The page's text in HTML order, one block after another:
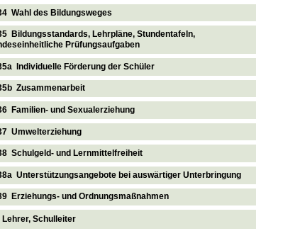
Wahl des Bildungsweges
Bildungsstandards, Lehrpläne, Stundentafeln,
Prüfungsaufgaben
Individuelle Förderung der Schüler
Zusammenarbeit
Familien- und Sexualerziehung
Umwelterziehung
Schulgeld- und Lernmittelfreiheit
Unterstützungsangebote bei auswärtiger Unterbringung
Erziehungs- und Ordnungsmaßnahmen
Lehrer, Schulleiter